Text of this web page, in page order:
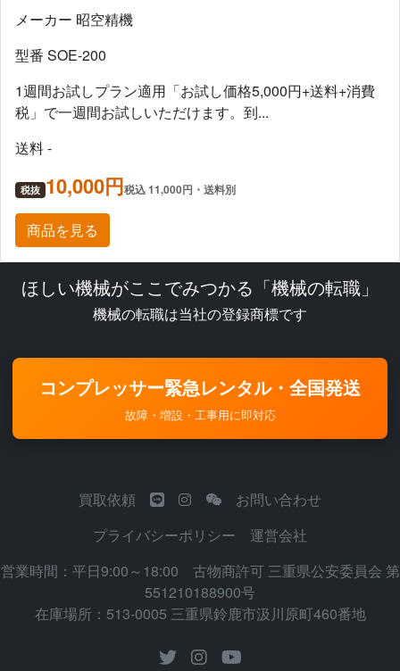
メーカー 昭空精機
型番 SOE-200
1週間お試しプラン適用「お試し価格5,000円+送料+消費
税」で一週間お試しいただけます。到...
送料 -
税抜 10,000円税込 11,000円・送料別
商品を見る
ほしい機械がここでみつかる「機械の転職」
機械の転職は当社の登録商標です
コンプレッサー緊急レンタル・全国発送
故障・増設・工事用に即対応
買取依頼
お問い合わせ
プライバシーポリシー
運営会社
営業時間：平日9:00～18:00 古物商許可 三重県公安委員会 第
551210188900号
在庫場所：513-0005 三重県鈴鹿市汲川原町460番地